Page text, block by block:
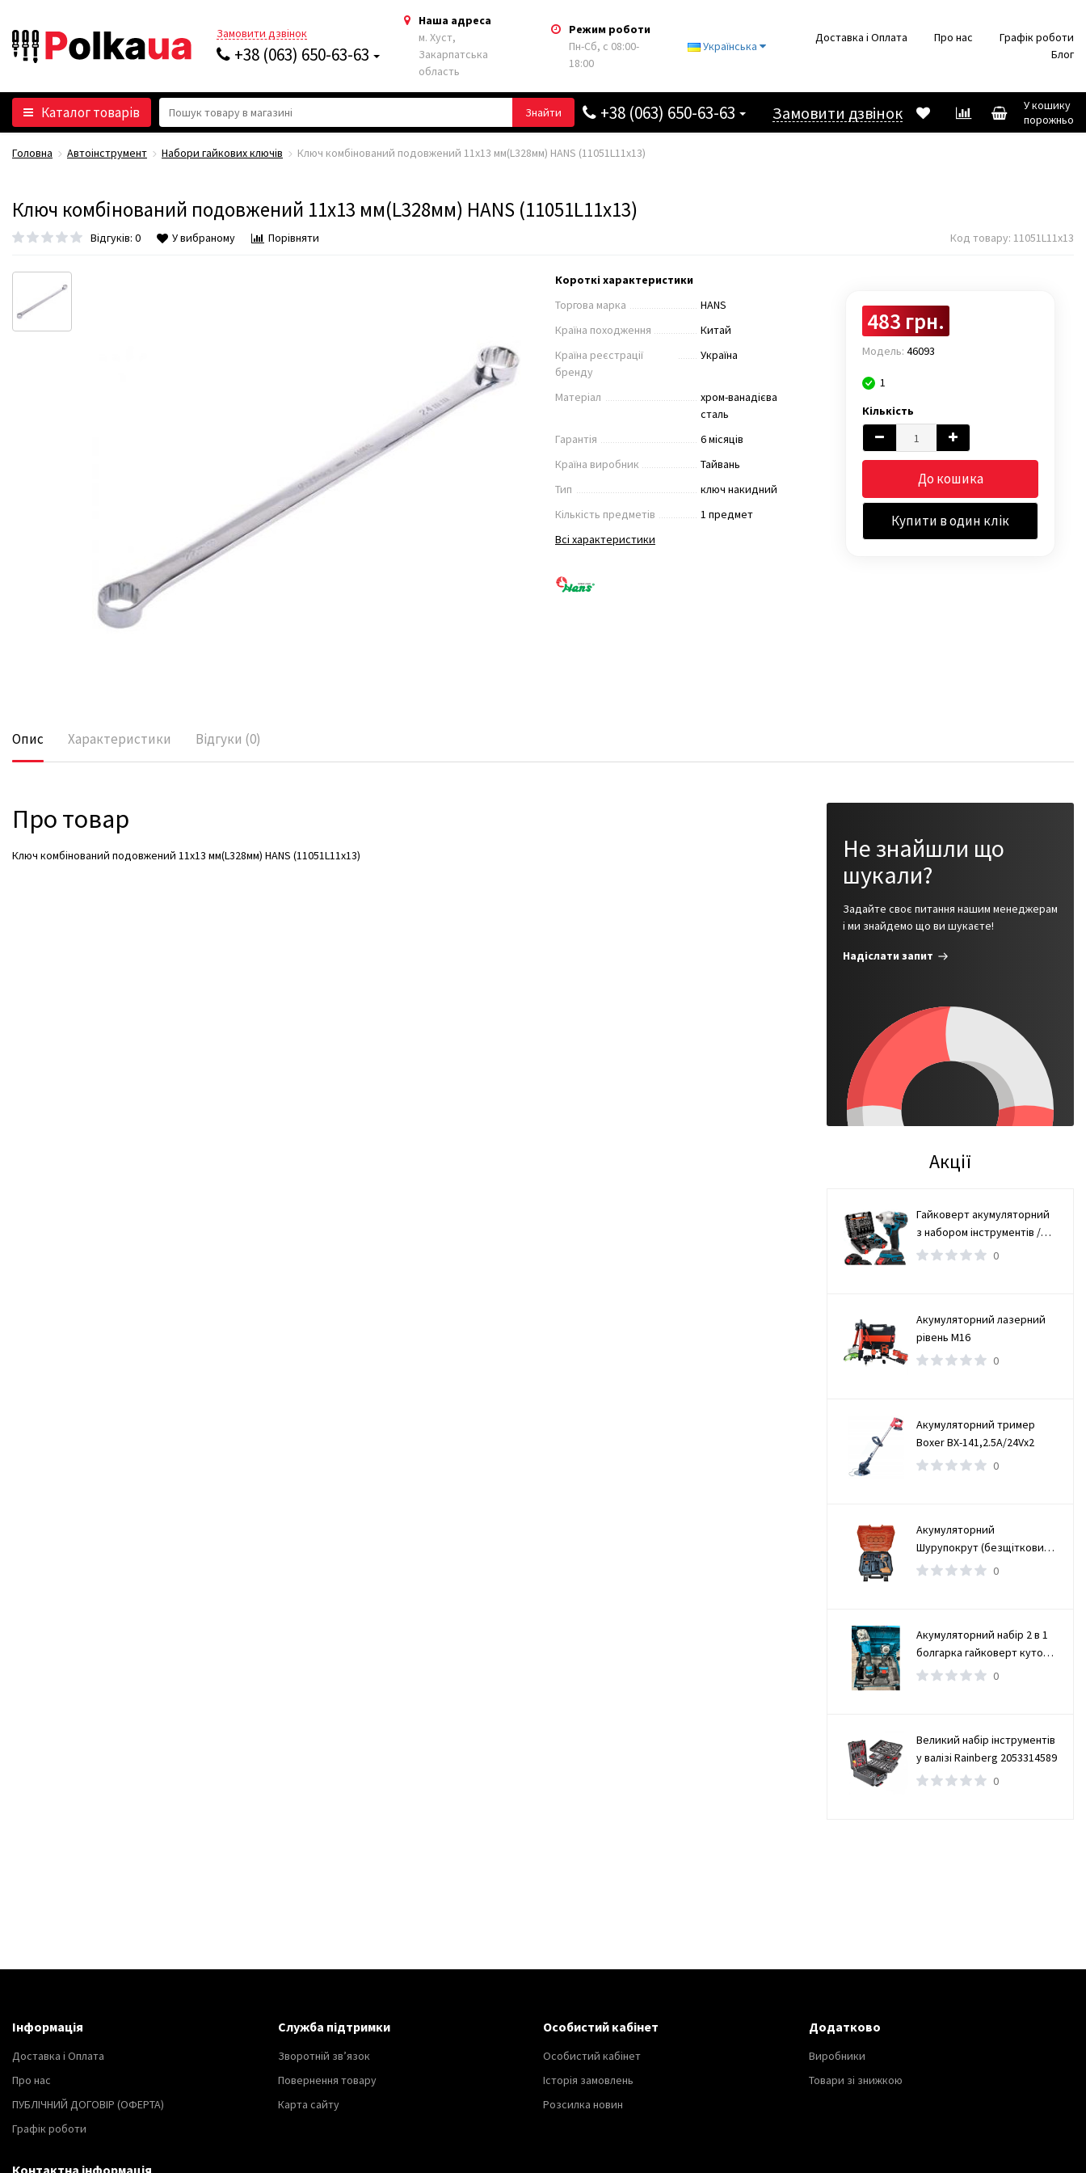
Замовити дзвінок
+38 (063) 650-63-63
Наша адреса
м. Хуст,
Закарпатська
область
Режим роботи
Пн-Сб, с 08:00-
18:00
Українська
Доставка і Оплата Про нас
Графік роботи
Блог
Каталог товарів Знайти +38 (063) 650-63-63 Замовити дзвінок
У кошику
порожньо
Головна Автоінструмент Набори гайкових ключів Ключ комбінований подовжений 11х13 мм(L328мм) HANS (11051L11x13)
Ключ комбінований подовжений 11х13 мм(L328мм) HANS (11051L11x13)
Відгуків: 0 У вибраному Порівняти Код товару: 11051L11x13
Короткі характеристики
Торгова марка
HANS
Країна походження
Китай
Країна реєстрації
бренду
Україна
Матеріал
хром-ванадієва
сталь
Гарантія
6 місяців
Країна виробник
Тайвань
Тип
ключ накидний
Кількість предметів
1 предмет
Всі характеристики
483 грн.
Модель: 46093
1
Кількість
До кошика
Купити в один клік
Опис Характеристики Відгуки (0)
Про товар
Ключ комбінований подовжений 11х13 мм(L328мм) HANS (11051L11x13)
Не знайшли що
шукали?
Задайте своє питання нашим менеджерам
і ми знайдемо що ви шукаєте!
Надіслати запит
Акції
Гайковерт акумуляторний
з набором інструментів /
Безщітковий гайковерт 2
0
Акумуляторний лазерний
рівень М16
0
Акумуляторний тример
Boxer BX-141,2.5А/24Vx2
0
Акумуляторний
Шурупокрут (безщітковий)
(TAOE-CD34N)
0
Акумуляторний набір 2 в 1
болгарка гайковерт кутова
(турбінка) 21V 4Ah
0
Великий набір інструментів
у валізі Rainberg 2053314589
0
Інформація
Доставка і Оплата
Про нас
ПУБЛІЧНИЙ ДОГОВІР (ОФЕРТА)
Графік роботи
Служба підтримки
Зворотній зв’язок
Повернення товару
Карта сайту
Особистий кабінет
Особистий кабінет
Історія замовлень
Розсилка новин
Додатково
Виробники
Товари зі знижкою
Контактна інформація